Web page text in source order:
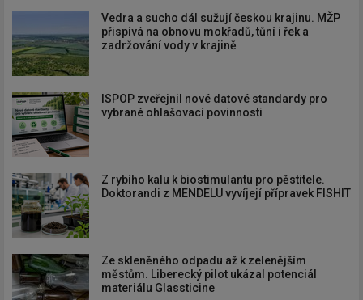
Vedra a sucho dál sužují českou krajinu. MŽP
přispívá na obnovu mokřadů, tůní i řek a
zadržování vody v krajině
ISPOP zveřejnil nové datové standardy pro
vybrané ohlašovací povinnosti
Z rybího kalu k biostimulantu pro pěstitele.
Doktorandi z MENDELU vyvíjejí přípravek FISHIT
Ze skleněného odpadu až k zelenějším
městům. Liberecký pilot ukázal potenciál
materiálu Glassticine